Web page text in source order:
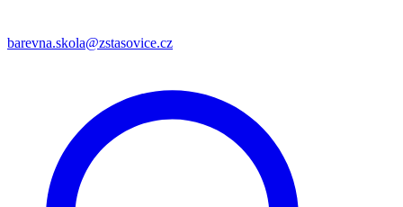
barevna.skola@zstasovice.cz